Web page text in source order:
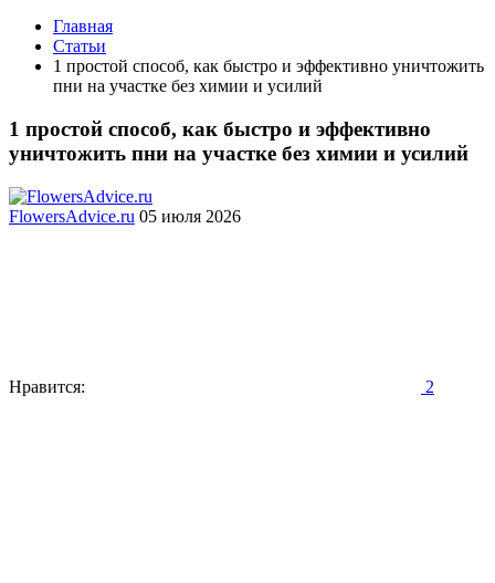
Главная
Статьи
1 простой способ, как быстро и эффективно уничтожить
пни на участке без химии и усилий
1 простой способ, как быстро и эффективно
уничтожить пни на участке без химии и усилий
FlowersAdvice.ru 05 июля 2026
Нравится: 2